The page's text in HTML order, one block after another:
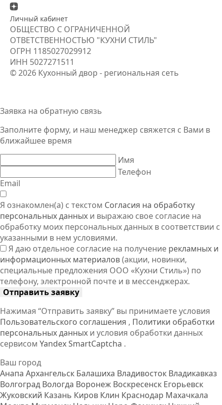
Личный кабинет
ОБЩЕСТВО С ОГРАНИЧЕННОЙ
ОТВЕТСТВЕННОСТЬЮ "КУХНИ СТИЛЬ"
ОГРН 1185027029912
ИНН 5027271511
© 2026 Кухонный двор - региональная сеть
Заявка на обратную связь
Заполните форму, и наш менеджер свяжется с Вами в
ближайшее время
Имя
Телефон
Email
Я ознакомлен(а) с текстом Согласия на обработку
персональных данных и выражаю свое согласие на
обработку моих персональных данных в соответствии с
указанными в нем условиями.
Я даю отдельное согласие на получение рекламных и
информационных материалов(акции, новинки,
специальные предложения ООО «Кухни Стиль») по
телефону, электронной почте и в мессенджерах.
Отправить заявку
Нажимая “Отправить заявку” вы принимаете условия
Пользовательского соглашения , Политики обработки
персональных данных и условия обработки данных
сервисом Yandex SmartCaptcha .
Ваш город
Анапа Архангельск Балашиха Владивосток Владикавказ
Волгоград Вологда Воронеж Воскресенск Егорьевск
Жуковский Казань Киров Клин Краснодар Махачкала